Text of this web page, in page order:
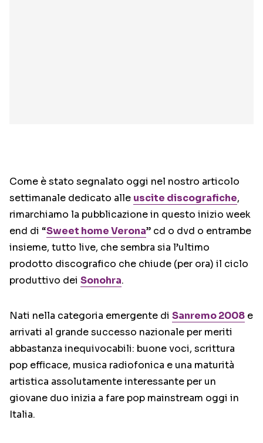
Come è stato segnalato oggi nel nostro articolo
settimanale dedicato alle uscite discografiche,
rimarchiamo la pubblicazione in questo inizio week
end di “Sweet home Verona” cd o dvd o entrambe
insieme, tutto live, che sembra sia l’ultimo
prodotto discografico che chiude (per ora) il ciclo
produttivo dei Sonohra.
Nati nella categoria emergente di Sanremo 2008 e
arrivati al grande successo nazionale per meriti
abbastanza inequivocabili: buone voci, scrittura
pop efficace, musica radiofonica e una maturità
artistica assolutamente interessante per un
giovane duo inizia a fare pop mainstream oggi in
Italia.